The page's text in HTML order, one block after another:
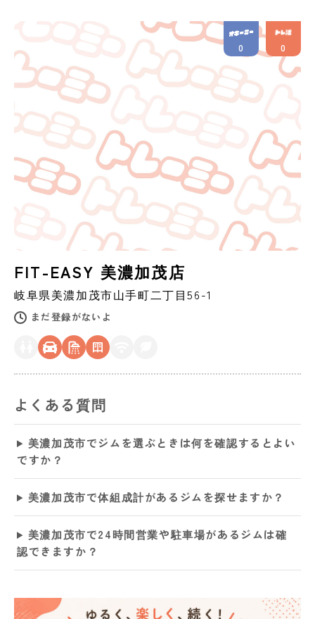
FIT-EASY 美濃加茂店
岐阜県美濃加茂市山手町二丁目56-1
まだ登録がないよ
0 0
よくある質問
美濃加茂市でジムを選ぶときは何を確認するとよい
ですか？
美濃加茂市で体組成計があるジムを探せますか？
美濃加茂市で24時間営業や駐車場があるジムは確
認できますか？